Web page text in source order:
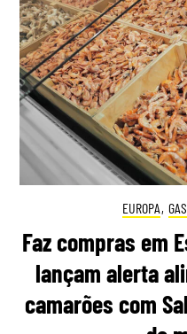
EUROPA,
Faz compras em
lançam alerta
camarões com